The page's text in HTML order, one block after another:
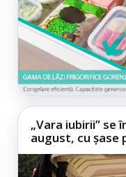
„Vara iubirii” se
august, cu șase